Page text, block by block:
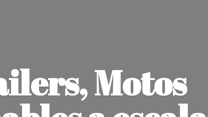
Motos